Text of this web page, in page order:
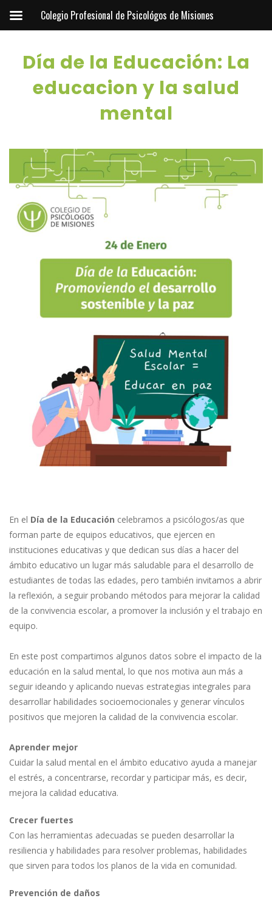
Día de la Educación: La
educacion y la salud
mental
En el Día de la Educación celebramos a psicólogos/as que
forman parte de equipos educativos, que ejercen en
instituciones educativas y que dedican sus días a hacer del
ámbito educativo un lugar más saludable para el desarrollo de
estudiantes de todas las edades, pero también invitamos a abrir
la reflexión, a seguir probando métodos para mejorar la calidad
de la convivencia escolar, a promover la inclusión y el trabajo en
equipo.
En este post compartimos algunos datos sobre el impacto de la
educación en la salud mental, lo que nos motiva aun más a
seguir ideando y aplicando nuevas estrategias integrales para
desarrollar habilidades socioemocionales y generar vínculos
positivos que mejoren la calidad de la convivencia escolar.
Aprender mejor
Cuidar la salud mental en el ámbito educativo ayuda a manejar
el estrés, a concentrarse, recordar y participar más, es decir,
mejora la calidad educativa.
Crecer fuertes
Con las herramientas adecuadas se pueden desarrollar la
resiliencia y habilidades para resolver problemas, habilidades
que sirven para todos los planos de la vida en comunidad.
Prevención de daños
Colegio Profesional de Psicológos de Misiones